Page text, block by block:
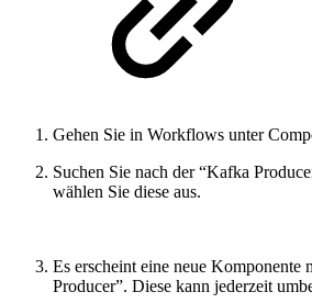
Gehen Sie in Workflows unter
Suchen Sie nach der “Kafka
wählen Sie diese aus.
Es erscheint eine neue Komponente
Producer”. Diese kann jederzeit